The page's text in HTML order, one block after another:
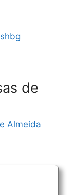
de
Almeida